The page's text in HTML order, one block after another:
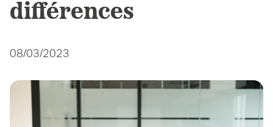
différences
08/03/2023